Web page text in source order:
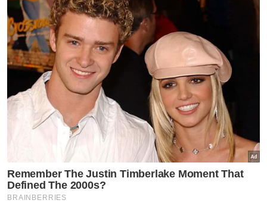
Katanya, kematian bapanya yang merupakan
bekas penghulu selepas selesai mengajar al-
Quran tidak disangka-sangka menjadi tular di
media sosial.
"Arwah ayah merupakan qari al-Quran negeri
Kedah satu ketika dulu malah masih aktif
memberi tunjuk ajar berkaitan al-Quran di
beberapa masjid sekitar Alor Setar selepas
bersara," katanya.